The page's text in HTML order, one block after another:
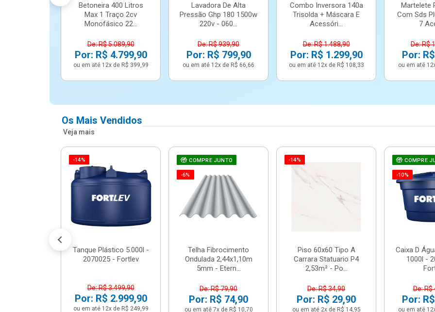
Betoneira 400 Litros
Max 1 Traço 2cv
Monofásico 22...
De: R$ 5.089,90
Por: R$ 4.799,90
ou em até 12x de R$ 399,99
Lavadora De Alta
Pressão Ghp 180 1500w
220v - 060...
De: R$ 939,90
Por: R$ 799,90
ou em até 12x de R$ 66,66
Combo Inversora 140a
Trisolda + Máscara E
Acessóri...
De: R$ 1.488,90
Por: R$ 1.299,90
ou em até 12x de R$ 108,33
Martelete
Com Sds
7
De: R$
Por:
ou em até
Os Mais Vendidos
Veja mais
-14%
Tanque Plástico 5.000l -
2070025 - Fortlev
De: R$ 3.499,90
Por: R$ 2.999,90
ou em até 12x de R$ 249,99
COMPRE JUNTO
-6%
Telha Fibrocimento
Ondulada 2,44x1,10m
5mm - Etern...
De: R$ 79,90
Por: R$ 74,90
ou em até 7x de R$ 10,70
-14%
Piso 60x60 Tipo A
Carrara Statuario P4
2,53m² - Po...
De: R$ 34,90
Por: R$ 29,90
ou em até 2x de R$ 14,95
COMPRE
-10%
Caixa D
1000l -
De: R$
Por:
ou em até